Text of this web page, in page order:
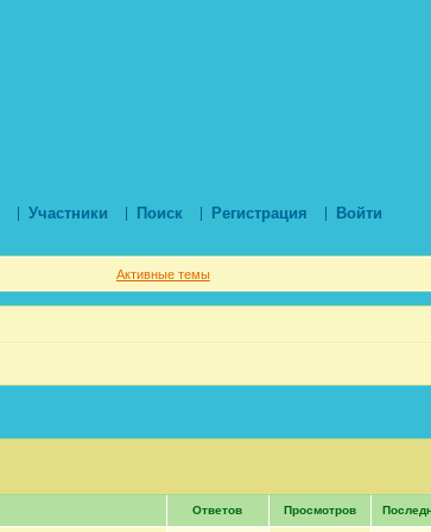
Участники Поиск Регистрация Войти
Активные темы
Ответов Просмотров